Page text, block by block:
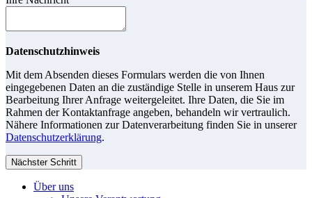
Datenschutzhinweis
Mit dem Absenden dieses Formulars werden die von Ihnen
eingegebenen Daten an die zuständige Stelle in unserem Haus zur
Bearbeitung Ihrer Anfrage weitergeleitet. Ihre Daten, die Sie im
Rahmen der Kontaktanfrage angeben, behandeln wir vertraulich.
Nähere Informationen zur Datenverarbeitung finden Sie in unserer
Datenschutzerklärung.
Nächster Schritt
Über uns